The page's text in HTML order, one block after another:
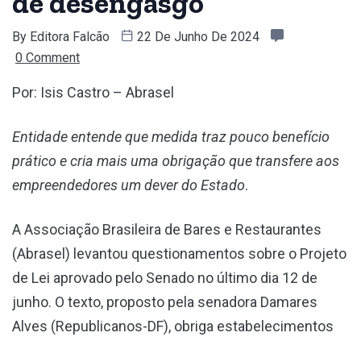
By Editora Falcão
22 De Junho De 2024
0 Comment
Por: Isis Castro – Abrasel
Entidade entende que medida traz pouco benefício
prático e cria mais uma obrigação que transfere aos
empreendedores um dever do Estado.
A Associação Brasileira de Bares e Restaurantes
(Abrasel) levantou questionamentos sobre o Projeto
de Lei aprovado pelo Senado no último dia 12 de
junho. O texto, proposto pela senadora Damares
Alves (Republicanos-DF), obriga estabelecimentos